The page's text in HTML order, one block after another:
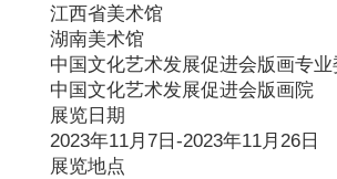
江西省美术馆
湖南美术馆
中国文化艺术发展促进会版画专业
中国文化艺术发展促进会版画院
展览日期
2023年11月7日-2023年11月26日
展览地点